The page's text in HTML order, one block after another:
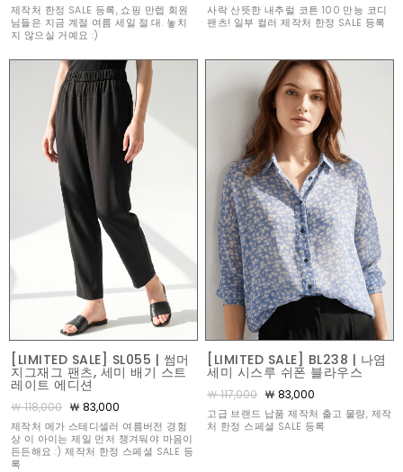
제작처 한정 SALE 등록, 쇼핑 만렙 회원
님들은 지금 계절 여름 세일 절.대. 놓치
지 않으실 거예요 :)
사락 산뜻한 내추럴 코튼 100 만능 코디
팬츠! 일부 컬러 제작처 한정 SALE 등록
[LIMITED SALE] SL055 | 썸머
지그재그 팬츠, 세미 배기 스트
레이트 에디션
￦ 118,000 ￦ 83,000
제작처 메가 스테디셀러 여름버전 경험
상 이 아이는 제일 먼저 챙겨둬야 마음이
든든해요 :) 제작처 한정 스페셜 SALE 등
록
[LIMITED SALE] BL238 | 나염
세미 시스루 쉬폰 블라우스
￦ 117,000 ￦ 83,000
고급 브랜드 납품 제작처 출고 물량, 제작
처 한정 스페셜 SALE 등록